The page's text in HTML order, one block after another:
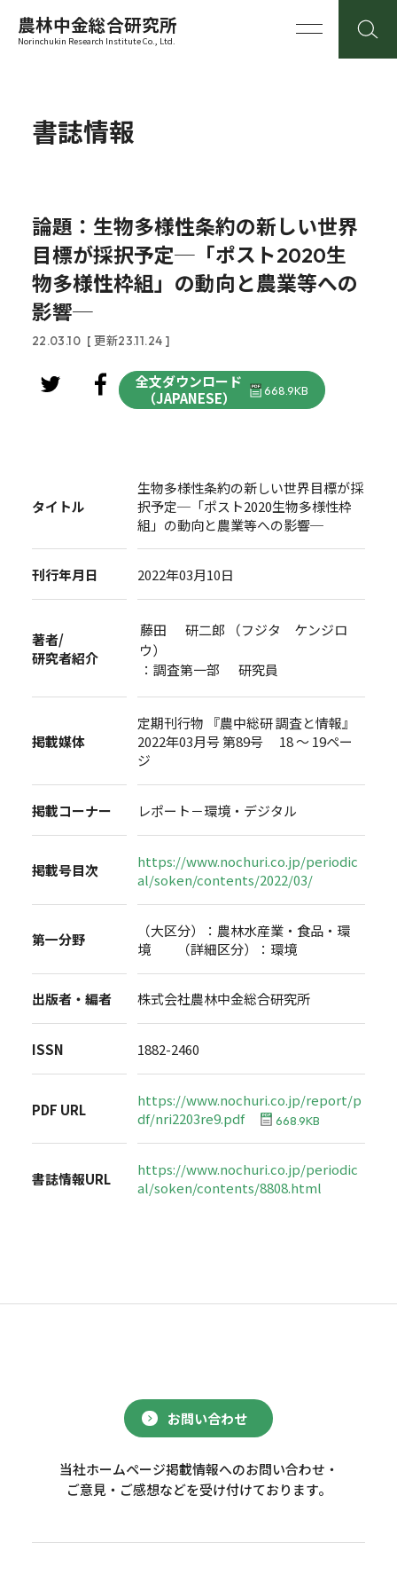
農林中金総合研究所
Norinchukin Research Institute Co., Ltd.
書誌情報
論題：生物多様性条約の新しい世界
目標が採択予定─「ポスト2020生
物多様性枠組」の動向と農業等への
影響─
22.03.10 [ 更新23.11.24 ]
全文ダウンロード
（JAPANESE）
668.9KB
タイトル
生物多様性条約の新しい世界目標が採
択予定─「ポスト2020生物多様性枠
組」の動向と農業等への影響─
刊行年月日 2022年03月10日
著者/
研究者紹介
藤田 研二郎 （フジタ ケンジロ
ウ）
：調査第一部 研究員
掲載媒体
定期刊行物 『農中総研 調査と情報』
2022年03月号 第89号 18 ～ 19ペー
ジ
掲載コーナー レポート－環境・デジタル
掲載号目次
https://www.nochuri.co.jp/periodic
al/soken/contents/2022/03/
第一分野
（大区分）：農林水産業・食品・環
境 （詳細区分）：環境
出版者・編者 株式会社農林中金総合研究所
ISSN 1882-2460
PDF URL
https://www.nochuri.co.jp/report/p
df/nri2203re9.pdf
668.9KB
書誌情報URL
https://www.nochuri.co.jp/periodic
al/soken/contents/8808.html
お問い合わせ
当社ホームページ掲載情報へのお問い合わせ・
ご意見・ご感想などを受け付けております。